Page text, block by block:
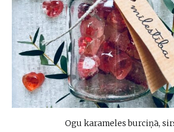
Ogu karameles burciņā,